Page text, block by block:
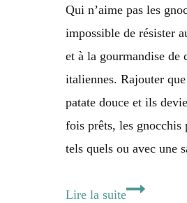
Qui n’aime pas les
impossible de résister
et à la gourmandise de
italiennes. Rajouter
patate douce et ils
fois prêts, les gnocchis
tels quels ou avec une
Lire la suiteGnocchis